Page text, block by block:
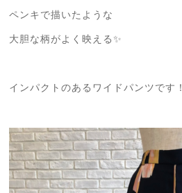
ペンキで描いたような
大胆な柄がよく映える✨
インパクトのあるワイドパンツです！